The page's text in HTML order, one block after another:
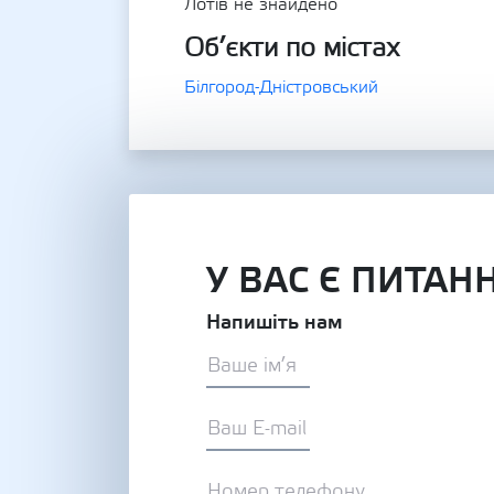
Лотів не знайдено
Об’єкти по містах
Білгород-Дністровський
У ВАС Є
Напишіть нам